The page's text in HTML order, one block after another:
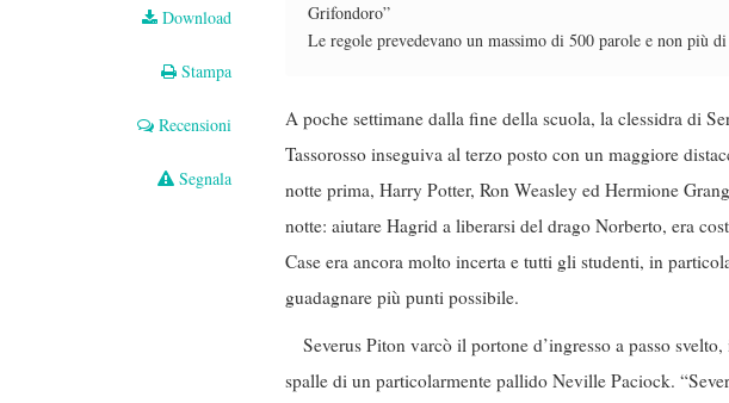
Download
Stampa
Recensioni
Segnala
Grifondoro”
Le regole prevedevano un massimo di 500 parole e non più
A poche settimane dalla fine della scuola, la clessidra di
Tassorosso inseguiva al terzo posto con un maggiore
notte prima, Harry Potter, Ron Weasley ed Hermione
notte: aiutare Hagrid a liberarsi del drago Norberto, era
Case era ancora molto incerta e tutti gli studenti, in
guadagnare più punti possibile.
Severus Piton varcò il portone d’ingresso a passo
spalle di un particolarmente pallido Neville Paciock.